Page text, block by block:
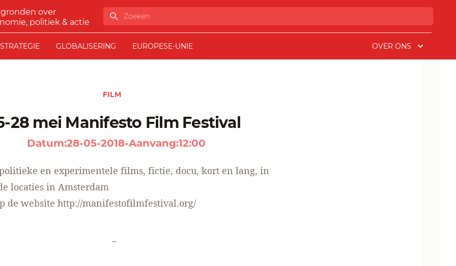
over
politiek & actie
Zoeken
STRATEGIE GLOBALISERING EUROPESE-UNIE OVER ONS
FILM
28 mei Manifesto Film Festival
Datum:28-05-2018-Aanvang:12:00
en experimentele films, fictie, docu, kort en lang, in
locaties in Amsterdam
de website http://manifestofilmfestival.org/
-